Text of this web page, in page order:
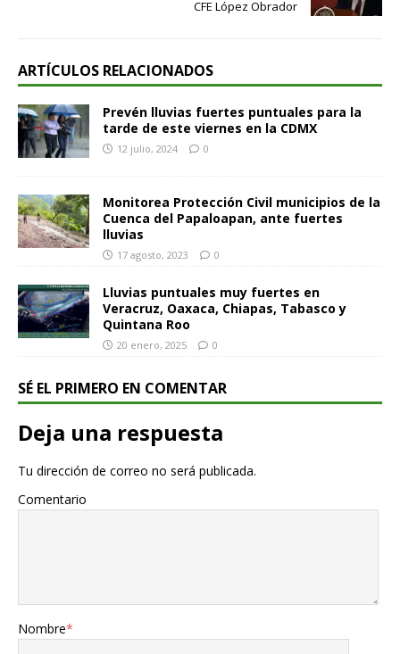
CFE López Obrador
ARTÍCULOS RELACIONADOS
Prevén lluvias fuertes puntuales para la
tarde de este viernes en la CDMX
12 julio, 2024 0
Monitorea Protección Civil municipios de la
Cuenca del Papaloapan, ante fuertes
lluvias
17 agosto, 2023 0
Lluvias puntuales muy fuertes en
Veracruz, Oaxaca, Chiapas, Tabasco y
Quintana Roo
20 enero, 2025 0
SÉ EL PRIMERO EN COMENTAR
Deja una respuesta
Tu dirección de correo no será publicada.
Comentario
Nombre*